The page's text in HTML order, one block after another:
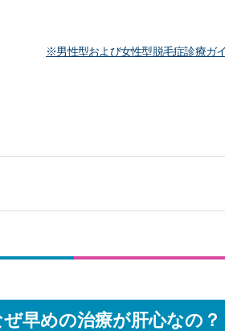
※男性型および女性型脱毛症診療ガ
きます。
す。
早めの治療が肝心なの？